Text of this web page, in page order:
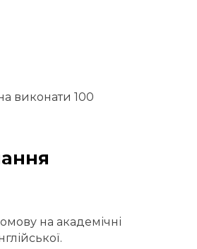
виконати 100
на академічні